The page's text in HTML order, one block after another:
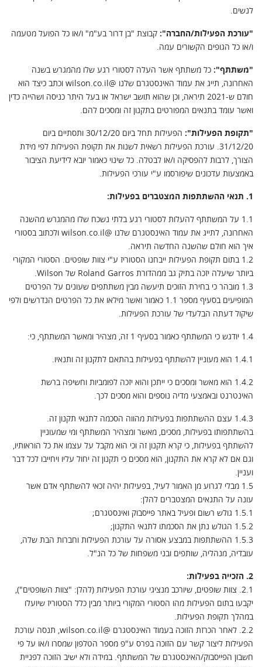
לנשים.
"עורכת הפעילות/החברה": קבוצת "בן דרור בע"מ" ו/או כל הפועל מטעמה
ו/או כל הגופים הקשורים עמה.
"משתתף": כל משתתף אשר העלה לסטורי רגע שלו מהמגרש בשנה
האחרונה, תייג את עמוד האינסטגרם שלנו @wilson.co.il
וכתב כיצד הוא
חולם ש-2021 תיראה, וכן שהוא תושב ישראל או בעל היתר כניסה ושהייה כדין
ואשר עומד בתנאים המפורטים בתקנון זה ומסכים להם.
"תקופת הפעילות":
הפעילות תחל ביום 30/12/20 ותסתיים ביום
31/12/20. עורכת הפעילות רשאית לשנות את תקופת הפעילות לפי מידת
הצורך, לרבות להפסיקה ו/או לבטלה. כל שינוי כאמור יובא לידיעת הציבור
באמצעות עדכונים שיפורסמו ע"י עורכי הפעילות.
1. תנאי ההשתתפות המצטברים בפעילות:
1.1 על המשתתף להעלות לסטורי רגע בלתי נשכח שלו מהמגרש מהשנה
האחרונה, לתייג את עמוד האינסטגרם שלנו @wilson.co.il
ולכתוב בסטורי
איך הוא חולם שהשנה החדשה תיראה.
1.2 בתום תקופת הפעילות ייבחנו הסטוריז ע"י צוות שופטים. הסטורי המקורי
ביותר שיעלה יזכה בתיק גב ממהדורת Roland Garros של Wilson.
1.3 מובהר כי בחירת הזוכים תיעשה מבין משתתפים שעונים על הפרטים
המופיעים בסעיף מספר 1.1 כאמור ואשר מילאו את כל הפרטים הנדרשים ולפי
שיקול דעתה הבלעדי של עורכת הפעילות.
1.4 יודגש כי המשתתף כאמור בסעיף 1 זה, מצהיר ומאשר המשתתף, כי:
1.4.1 הוא מעוניין להשתתף בפעילות בהתאם לתקנון זה ותנאיו.
1.4.2 הוא מאשר ומסכים כי ייתכן והוא יזכה לפומביות וחשיפה ברשת
האינטרנט ובאמצעי מדיה נוספים והוא מסכים לכך.
1.4.3 עצם ההשתתפות בפעילות מהווה הסכמה לתנאי תקנון זה.
בהשתתפותו בפעילות, מסכים, מאשר ומצהיר המשתתף ומי שמעוניין
להשתתף בפעילות, כי קרא תקנון זה וכי הוא מקבל על עצמו את כל הוראותיו,
וגם אם לא קרא את התקנון, הוא מסכים כי תקנון זה יחול עליו ויחייבו לכל דבר
ועניין.
1.5 מבלי לגרוע מן האמור לעיל, בפעילות יהיה זכאי להשתתף אדם אשר
עונה על התנאים המצטברים להלן:
1.5.1 גולש רשום ופעיל באתר פייסבוק ואינסטגרם;
1.5.2 הגולש נתן את הסכמתו לתנאי התקנון;
1.5.3 ההשתתפות במבצע אסורה על עורכת הפעילות וחברות הבת שלה,
עובדיה, מנהליה, שותפים ובני משפחות של כל הנ"ל.
2. הזכייה בפעילות:
2.1. צוות שופטים, שיורכב מנציגי עורכת הפעילות (להלן: "צוות השופטים"),
יקבעו בתום הפעילות מהו הסטורי המקורי ביותר מבין כלל הסטוריז שיועלו
במהלך תקופת הפעילות.
2.2. לאחר הכרזת הזוכה בעמוד האינסטגרם
@wilson.co.il
, תנסה עורכת
הפעילות ליצור קשר עם הזוכה בפרס ע"פ מספר הטלפון שמסרו ו/או על פי
חשבון הפייסבוק/האינסטגרם של המשתתף. במידה ולא ישיב הזוכה לפניית